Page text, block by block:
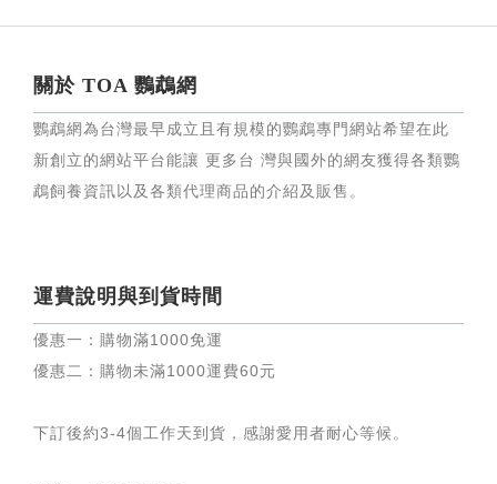
關於 TOA 鸚鵡網
鸚鵡網為台灣最早成立且有規模的鸚鵡專門網站希望在此
新創立的網站平台能讓 更多台 灣與國外的網友獲得各類鸚
鵡飼養資訊以及各類代理商品的介紹及販售。
運費說明與到貨時間
優惠一：購物滿1000免運
優惠二：購物未滿1000運費60元
下訂後約3-4個工作天到貨，感謝愛用者耐心等候 。